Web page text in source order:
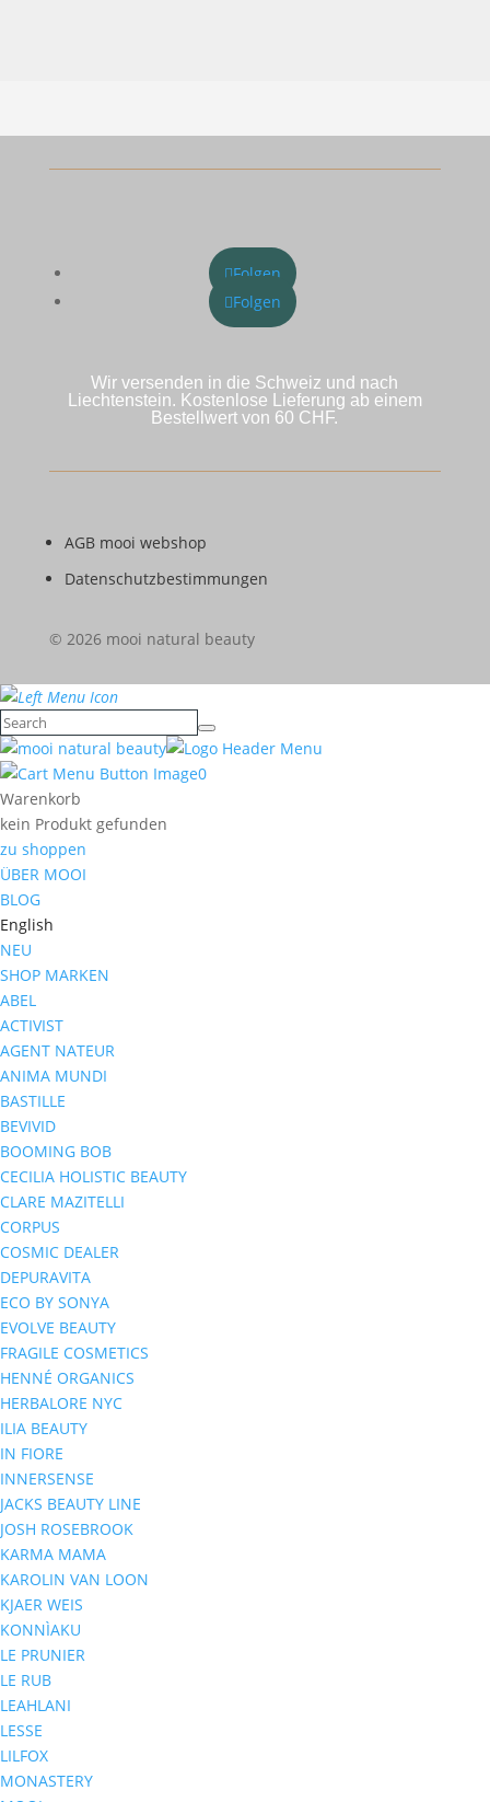
Folgen
Folgen
Wir versenden in die Schweiz und nach
Liechtenstein. Kostenlose Lieferung ab einem
Bestellwert von 60 CHF.
AGB mooi webshop
Datenschutzbestimmungen
© 2026 mooi natural beauty
0
Warenkorb
kein Produkt gefunden
zu shoppen
ÜBER MOOI
BLOG
English
NEU
SHOP MARKEN
ABEL
ACTIVIST
AGENT NATEUR
ANIMA MUNDI
BASTILLE
BEVIVID
BOOMING BOB
CECILIA HOLISTIC BEAUTY
CLARE MAZITELLI
CORPUS
COSMIC DEALER
DEPURAVITA
ECO BY SONYA
EVOLVE BEAUTY
FRAGILE COSMETICS
HENNÉ ORGANICS
HERBALORE NYC
ILIA BEAUTY
IN FIORE
INNERSENSE
JACKS BEAUTY LINE
JOSH ROSEBROOK
KARMA MAMA
KAROLIN VAN LOON
KJAER WEIS
KONNÌAKU
LE PRUNIER
LE RUB
LEAHLANI
LESSE
LILFOX
MONASTERY